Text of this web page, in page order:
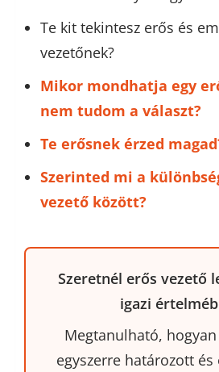
Te kit tekintesz erős és
vezetőnek?
Mikor mondhatja egy
nem tudom a választ?
Te erősnek érzed
Szerinted mi a
vezető között?
Szeretnél erős vezető
igazi
Megtanulható,
egyszerre határozott és